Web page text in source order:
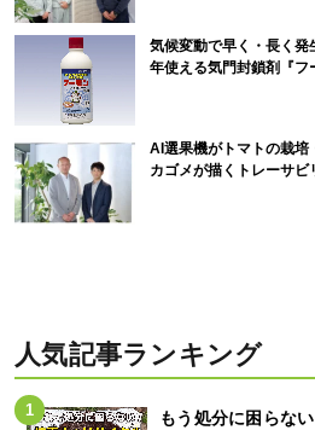
気候変動で早く・長く
年使える気門封鎖剤『フ
AI選果機がトマトの栽
カゴメが描くトレーサビ
人気記事ランキング
もう処分に困らな